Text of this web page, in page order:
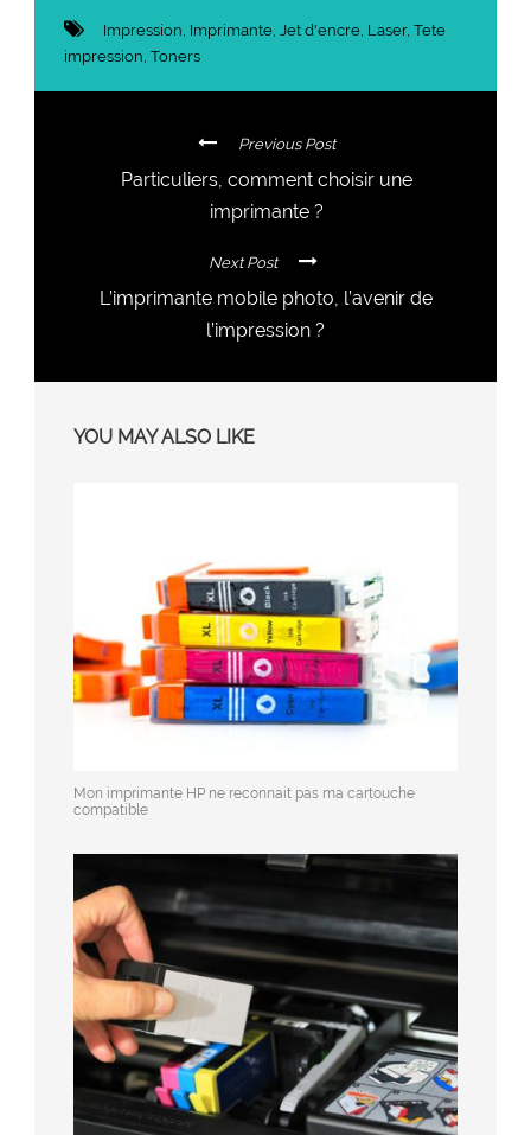
Impression Imprimante Jet d'encre Laser, Tete
impression Toners
Previous Post
Particuliers, comment choisir une
imprimante ?
Next Post
L’imprimante mobile photo, l’avenir de
l’impression ?
YOU MAY ALSO LIKE
Mon imprimante HP ne reconnait pas ma cartouche
compatible